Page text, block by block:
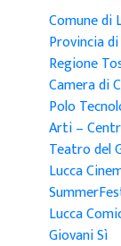
Comune di
Provincia
Regione
Camera di
Polo
Arti –
Teatro del
Lucca
Lucca
Giovani Sì